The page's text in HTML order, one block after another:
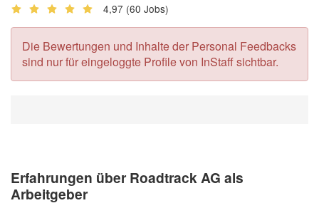
4,97 (60 Jobs)
Die Bewertungen und Inhalte der Personal Feedbacks
sind nur für eingeloggte Profile von InStaff sichtbar.
Erfahrungen über Roadtrack AG als
Arbeitgeber